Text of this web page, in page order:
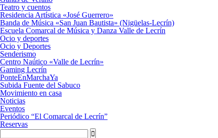
Teatro y cuentos
Residencia Artística «José Guerrero»
Banda de Música «San Juan Bautista» (Nigüelas-Lecrín)
Escuela Comarcal de Música y Danza Valle de Lecrín
Ocio y deportes
Ocio y Deportes
Senderismo
Centro Naútico «Valle de Lecrín»
Gaming Lecrín
PonteEnMarchaYa
Subida Fuente del Sabuco
Movimiento en casa
Noticias
Eventos
Periódico “El Comarcal de Lecrín”
Reservas